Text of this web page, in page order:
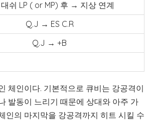
쉬 LP ( or MP) 후 → 지상 연계
Q.J → ES C.R
Q.J → +B
체인이다. 기본적으로 큐비는 강공격이
발동이 느리기 때문에 상대와 아주 가
인의 마지막을 강공격까지 히트 시킬 수